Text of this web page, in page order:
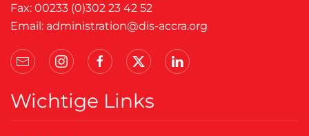
Fax: 00233 (0)302 23 42 52
Email: administration@dis-accra.org
Wichtige Links